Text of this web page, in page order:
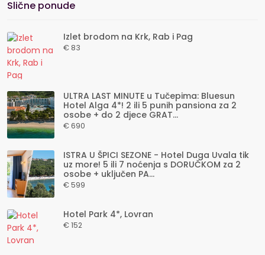
Slične ponude
Izlet brodom na Krk, Rab i Pag
€ 83
ULTRA LAST MINUTE u Tučepima: Bluesun
Hotel Alga 4*! 2 ili 5 punih pansiona za 2
osobe + do 2 djece GRAT...
€ 690
ISTRA U ŠPICI SEZONE - Hotel Duga Uvala tik
uz more! 5 ili 7 noćenja s DORUČKOM za 2
osobe + uključen PA...
€ 599
Hotel Park 4*, Lovran
€ 152